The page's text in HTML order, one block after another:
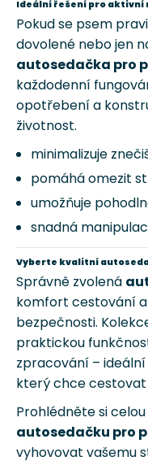
Ideální řešení pro aktivní
Pokud se psem
dovolené nebo jen
autosedačka pro
každodenní
opotřebení a
životnost.
minimalizuje
pomáhá omezit
umožňuje
snadná
Vyberte kvalitní
Správně zvolená
komfort cestování
bezpečnosti.
praktickou
zpracování –
který chce
Prohlédněte si
autosedačku pro
vyhovovat vašemu